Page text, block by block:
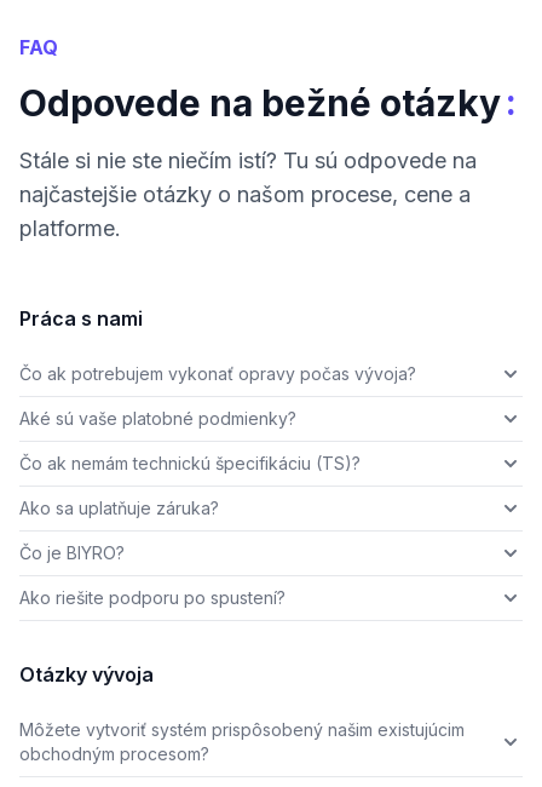
FAQ
Odpovede na bežné otázky:
Stále si nie ste niečím istí? Tu sú odpovede na
najčastejšie otázky o našom procese, cene a
platforme.
Práca s nami
Čo ak potrebujem vykonať opravy počas vývoja?
Aké sú vaše platobné podmienky?
Čo ak nemám technickú špecifikáciu (TS)?
Ako sa uplatňuje záruka?
Čo je BIYRO?
Ako riešite podporu po spustení?
Otázky vývoja
Môžete vytvoriť systém prispôsobený našim existujúcim
obchodným procesom?